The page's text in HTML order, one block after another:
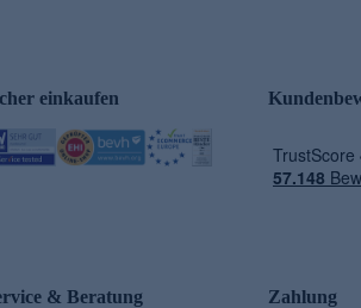
einkaufen
& Beratung Zahlung